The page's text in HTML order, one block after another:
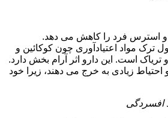
و استرس فرد را کاهش می دهد.
ترک مواد اعتیادآوری چون کوکائین و
تریاک است. این دارو اثر آرام بخش دارد.
احتیاط زیادی به خرج می دهند، زیرا خود
افسردگی